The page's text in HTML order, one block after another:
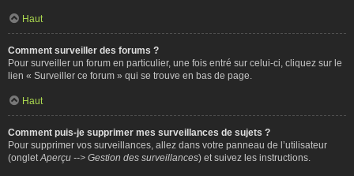
Haut
Comment surveiller des forums ?
Pour surveiller un forum en particulier, une fois entré sur celui-ci, cliquez sur le
lien « Surveiller ce forum » qui se trouve en bas de page.
Haut
Comment puis-je supprimer mes surveillances de sujets ?
Pour supprimer vos surveillances, allez dans votre panneau de l’utilisateur
(onglet Aperçu --> Gestion des surveillances) et suivez les instructions.